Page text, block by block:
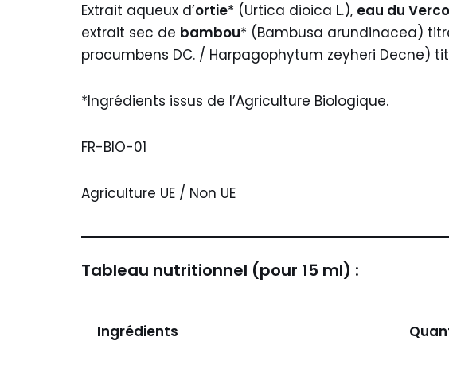
Extrait aqueux d’ortie* (Urtica dioica L.), eau du
extrait sec de bambou* (Bambusa arundinacea)
procumbens DC. / Harpagophytum zeyheri Decne)
*Ingrédients issus de l’Agriculture Biologique.
FR-BIO-01
Agriculture UE / Non UE
Tableau nutritionnel (pour 15 ml) :
Ingrédients